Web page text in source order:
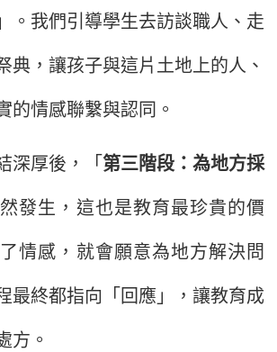
。我們引導學生去訪談職人、走
典，讓孩子與這片土地上的人、
的情感聯繫與認同。
厚後，「 第三階段：為地方採
發生，這也是教育最珍貴的價
情感，就會願意為地方解決問
最終都指向「回應」，讓教育成
方。